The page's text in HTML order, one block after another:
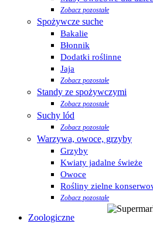
Zobacz pozostałe
Spożywcze suche
Bakalie
Błonnik
Dodatki roślinne
Jaja
Zobacz pozostałe
Standy ze spożywczymi
Zobacz pozostałe
Suchy lód
Zobacz pozostałe
Warzywa, owoce, grzyby
Grzyby
Kwiaty jadalne świeże
Owoce
Rośliny zielne
Zobacz pozostałe
Zoologiczne